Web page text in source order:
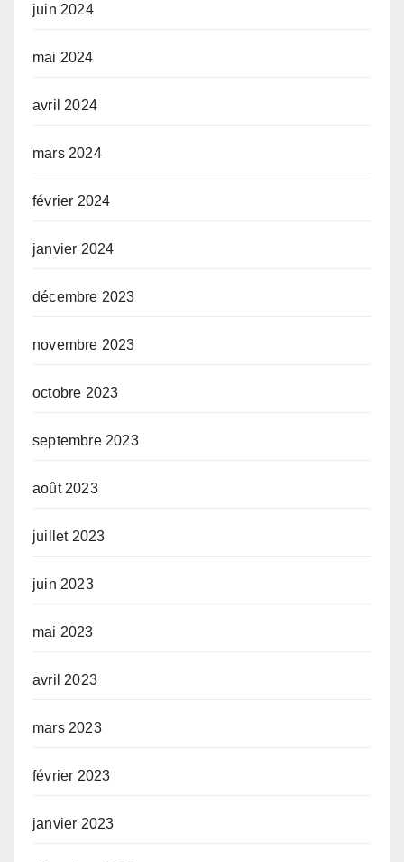
juin 2024
mai 2024
avril 2024
mars 2024
février 2024
janvier 2024
décembre 2023
novembre 2023
octobre 2023
septembre 2023
août 2023
juillet 2023
juin 2023
mai 2023
avril 2023
mars 2023
février 2023
janvier 2023